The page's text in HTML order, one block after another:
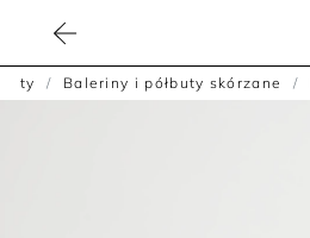
Buty Baleriny i półbuty skórzane